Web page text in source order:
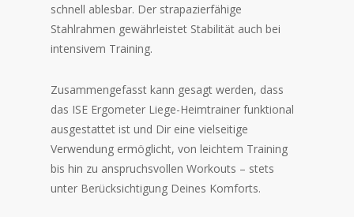
schnell ablesbar. Der strapazierfähige
Stahlrahmen gewährleistet Stabilität auch bei
intensivem Training.
Zusammengefasst kann gesagt werden, dass
das ISE Ergometer Liege-Heimtrainer funktional
ausgestattet ist und Dir eine vielseitige
Verwendung ermöglicht, von leichtem Training
bis hin zu anspruchsvollen Workouts – stets
unter Berücksichtigung Deines Komforts.